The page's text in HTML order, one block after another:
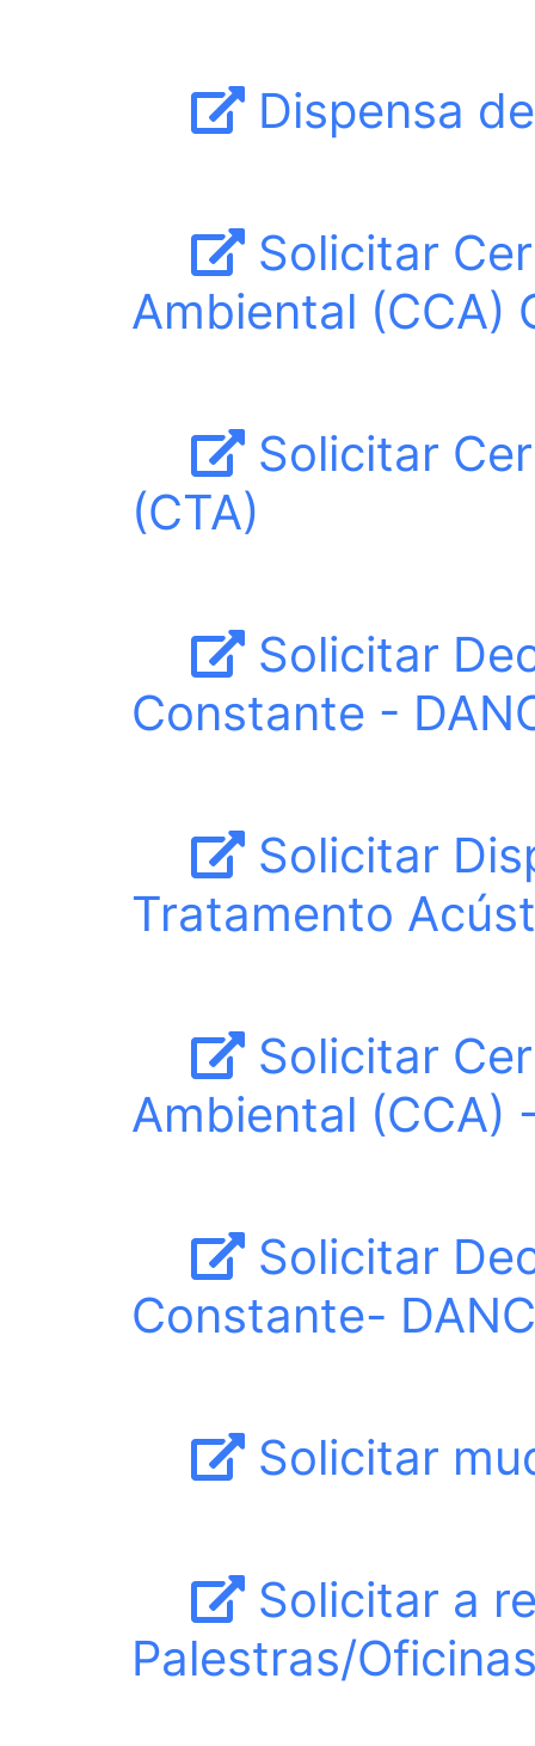
Dispensa
Solicitar
Ambiental (CCA)
Solicitar
(CTA)
Solicitar
Constante -
Solicitar
Tratamento
Solicitar
Ambiental (CCA)
Solicitar
Constante-
Solicitar
Solicitar a
Palestras/